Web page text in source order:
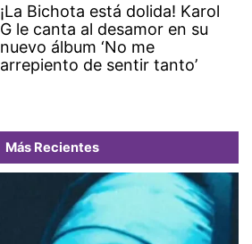
¡La Bichota está dolida! Karol
G le canta al desamor en su
nuevo álbum ‘No me
arrepiento de sentir tanto’
Más Recientes